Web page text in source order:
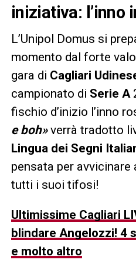
iniziativa: l’inno
L’Unipol Domus si
momento dal forte
gara di Cagliari
campionato di Serie A
fischio d’inizio l’inno
e boh» verrà tradotto
Lingua dei Segni
pensata per avvicinare
tutti i suoi tifosi!
Ultimissime Cagliari
blindare Angelozzi! 4
e molto altro